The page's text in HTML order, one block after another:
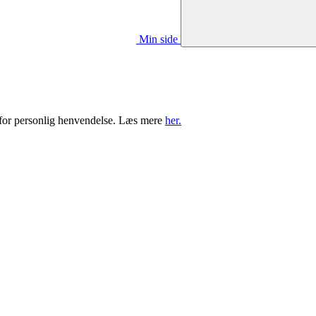
Min side
personlig henvendelse. Læs mere her.